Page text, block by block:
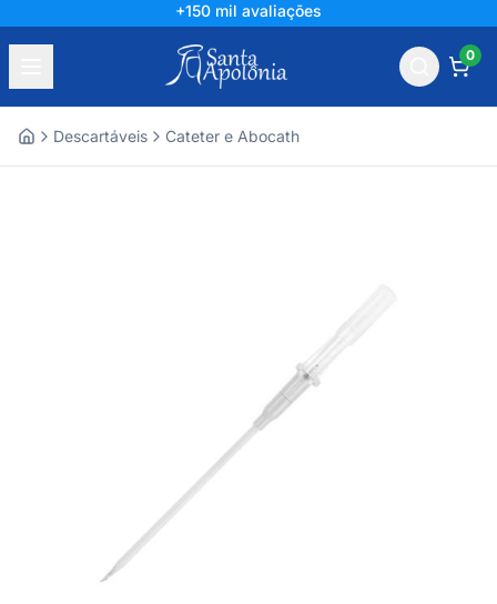
+150 mil avaliações
0
Descartáveis Cateter e Abocath